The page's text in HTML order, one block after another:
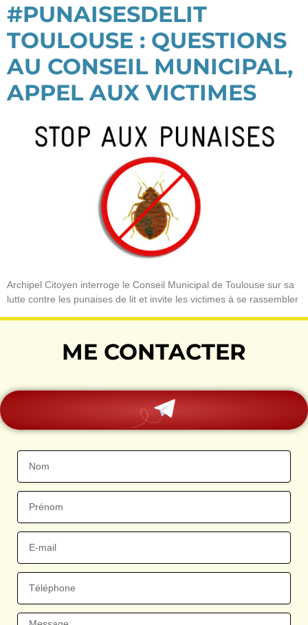
#PUNAISESDELIT
TOULOUSE : QUESTIONS
AU CONSEIL MUNICIPAL,
APPEL AUX VICTIMES
Archipel Citoyen interroge le Conseil Municipal de Toulouse sur sa
lutte contre les punaises de lit et invite les victimes à se rassembler
ME CONTACTER